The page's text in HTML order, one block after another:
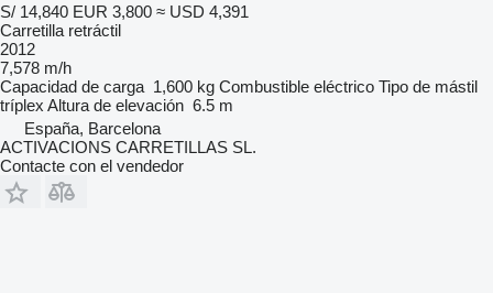
S/ 14,840 EUR 3,800 ≈ USD 4,391
Carretilla retráctil
2012
7,578 m/h
Capacidad de carga 1,600 kg Combustible eléctrico Tipo de mástil
tríplex Altura de elevación 6.5 m
España, Barcelona
ACTIVACIONS CARRETILLAS SL.
Contacte con el vendedor